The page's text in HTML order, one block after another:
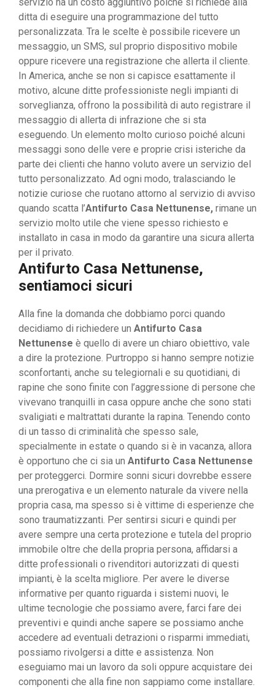
ditta di eseguire una programmazione del tutto
personalizzata. Tra le scelte è possibile ricevere un
messaggio, un SMS, sul proprio dispositivo mobile
oppure ricevere una registrazione che allerta il cliente.
In America, anche se non si capisce esattamente il
motivo, alcune ditte professioniste negli impianti di
sorveglianza, offrono la possibilità di auto registrare il
messaggio di allerta di infrazione che si sta
eseguendo. Un elemento molto curioso poiché alcuni
messaggi sono delle vere e proprie crisi isteriche da
parte dei clienti che hanno voluto avere un servizio del
tutto personalizzato. Ad ogni modo, tralasciando le
notizie curiose che ruotano attorno al servizio di avviso
quando scatta l’Antifurto Casa Nettunense, rimane un
servizio molto utile che viene spesso richiesto e
installato in casa in modo da garantire una sicura allerta
per il privato.
Antifurto Casa Nettunense,
sentiamoci sicuri
Alla fine la domanda che dobbiamo porci quando
decidiamo di richiedere un Antifurto Casa
Nettunense è quello di avere un chiaro obiettivo, vale
a dire la protezione. Purtroppo si hanno sempre notizie
sconfortanti, anche su telegiornali e su quotidiani, di
rapine che sono finite con l’aggressione di persone che
vivevano tranquilli in casa oppure anche che sono stati
svaligiati e maltrattati durante la rapina. Tenendo conto
di un tasso di criminalità che spesso sale,
specialmente in estate o quando si è in vacanza, allora
è opportuno che ci sia un Antifurto Casa Nettunense
per proteggerci. Dormire sonni sicuri dovrebbe essere
una prerogativa e un elemento naturale da vivere nella
propria casa, ma spesso si è vittime di esperienze che
sono traumatizzanti. Per sentirsi sicuri e quindi per
avere sempre una certa protezione e tutela del proprio
immobile oltre che della propria persona, affidarsi a
ditte professionali o rivenditori autorizzati di questi
impianti, è la scelta migliore. Per avere le diverse
informative per quanto riguarda i sistemi nuovi, le
ultime tecnologie che possiamo avere, farci fare dei
preventivi e quindi anche sapere se possiamo anche
accedere ad eventuali detrazioni o risparmi immediati,
possiamo rivolgersi a ditte e assistenza. Non
eseguiamo mai un lavoro da soli oppure acquistare dei
componenti che alla fine non sappiamo come installare.